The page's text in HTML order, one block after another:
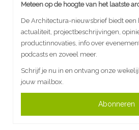
Meteen op de hoogte van het laatste
De Architectura-nieuwsbrief biedt een
actualiteit, projectbeschrijvingen,
productinnovaties, info over
podcasts en zoveel meer.
Schrijf je nu in en ontvang onze
jouw mailbox.
Abonneren